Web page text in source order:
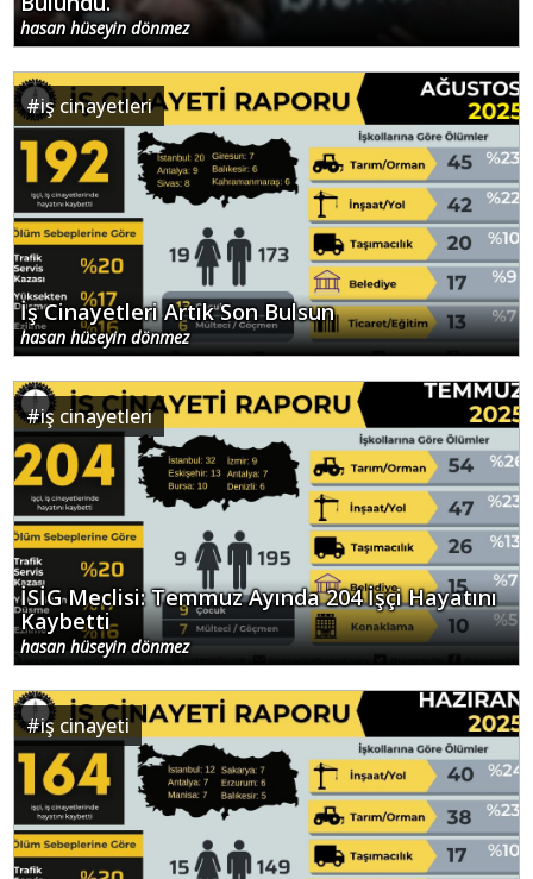
hasan hüseyin dönmez
#iş cinayetleri
İş Cinayetleri Artık Son Bulsun
hasan hüseyin dönmez
#iş cinayetleri
İSİG Meclisi: Temmuz Ayında 204 İşçi Hayatını
Kaybetti
hasan hüseyin dönmez
#iş cinayeti